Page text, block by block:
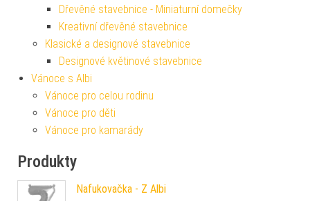
Dřevěné stavebnice - Miniaturní domečky
Kreativní dřevěné stavebnice
Klasické a designové stavebnice
Designové květinové stavebnice
Vánoce s Albi
Vánoce pro celou rodinu
Vánoce pro děti
Vánoce pro kamarády
Produkty
Nafukovačka - Z Albi